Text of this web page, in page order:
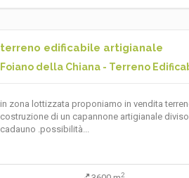
terreno edificabile artigianale
Foiano della Chiana - Terreno
in zona lottizzata proponiamo in vendita
costruzione di un capannone artigianale
cadauno .possibilità...
2